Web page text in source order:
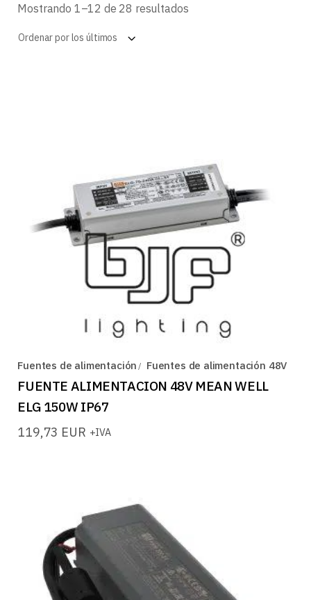
Mostrando 1–12 de 28 resultadosOrdenado
Ordenar por los últimos
Fuentes de alimentación Fuentes de alimentación 48V
FUENTE ALIMENTACION 48V MEAN WELL
ELG 150W IP67
119,73 EUR +IVA